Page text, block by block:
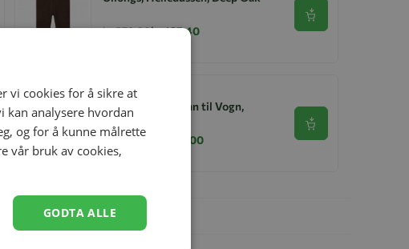
kr 279,00kr 167,40
Se produkt
Aluna Lammeskinn til Vogn,
Korthåret Hvit
kr 599,00
kr 299,00
Se produkt
vi cookies for å sikre at
kan analysere hvordan
og for å kunne målrette
vår bruk av cookies,
GODTA ALLE